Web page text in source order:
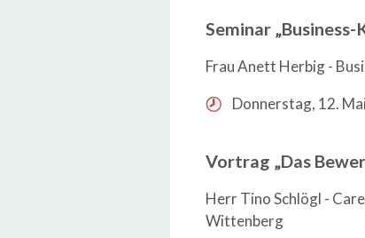
Seminar „Business-
Frau Anett Herbig -
Donnerstag, 12.
Vortrag „Das
Herr Tino Schlögl -
Wittenberg